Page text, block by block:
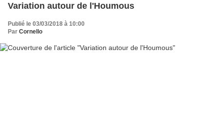
Variation autour de l'Houmous
Publié le 03/03/2018 à 10:00
Par Cornello